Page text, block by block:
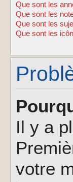
Que sont les
Que sont les
Que sont les
Que sont les
Il y a
votre